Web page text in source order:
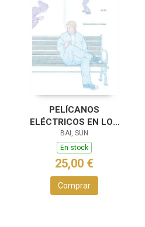
PELÍCANOS
ELÉCTRICOS EN LOS
LAGOS
BAI, SUN
En stock
25,00 €
Comprar